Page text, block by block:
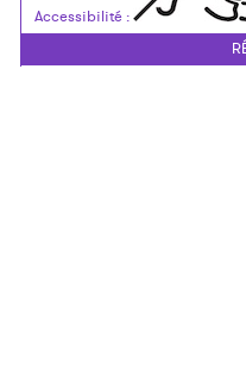
Accessibilité: